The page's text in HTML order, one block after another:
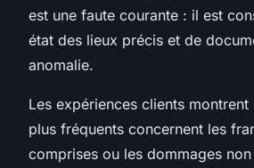
est une faute courante : il est
état des lieux précis et de
anomalie.
Les expériences clients
plus fréquents concernent les
comprises ou les dommages